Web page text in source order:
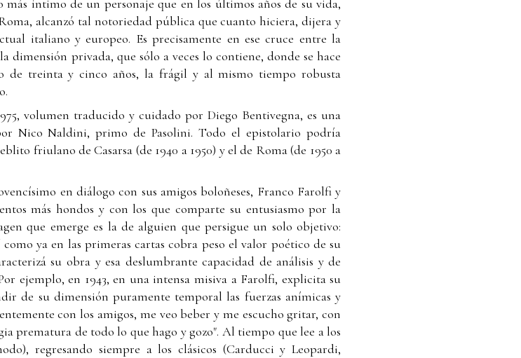
íntimo de un personaje que en los últimos años de su vida,
alcanzó tal notoriedad pública que cuanto hiciera, dijera y
italiano y europeo. Es precisamente en ese cruce entre la
privada, que sólo a veces lo contiene, donde se hace
de treinta y cinco años, la frágil y al mismo tiempo robusta
volumen traducido y cuidado por Diego Bentivegna, es una
Nico Naldini, primo de Pasolini. Todo el epistolario podría
friulano de Casarsa (de 1940 a 1950) y el de Roma (de 1950 a
en diálogo con sus amigos boloñeses, Franco Farolfi y
más hondos y con los que comparte su entusiasmo por la
que emerge es la de alguien que persigue un solo objetivo:
ya en las primeras cartas cobra peso el valor poético de su
su obra y esa deslumbrante capacidad de análisis y de
ejemplo, en 1943, en una intensa misiva a Farolfi, explicita su
de su dimensión puramente temporal las fuerzas anímicas y
con los amigos, me veo beber y me escucho gritar, con
prematura de todo lo que hago y gozo". Al tiempo que lee a los
regresando siempre a los clásicos (Carducci y Leopardi,